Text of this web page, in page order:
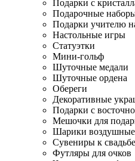
Подарки с
Подарочные
Подарки учителю
Настольные игры
Статуэтки
Мини-гольф
Шуточные медали
Шуточные ордена
Обереги
Декоративные
Подарки с
Мешочки для
Шарики воздушные
Сувениры к свадьбе
Футляры для очков